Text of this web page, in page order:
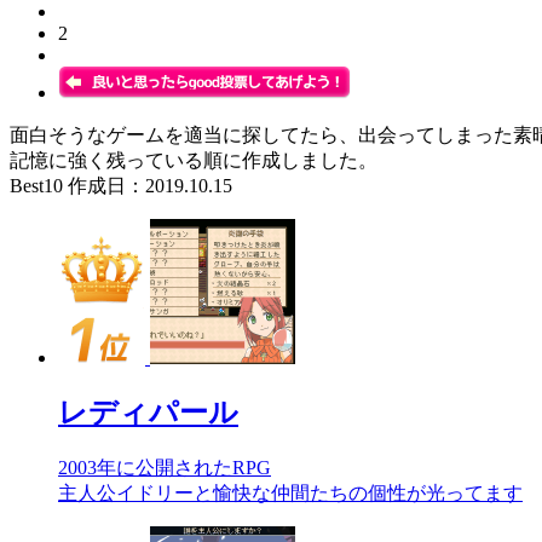
2
面白そうなゲームを適当に探してたら、出会ってしまった素
記憶に強く残っている順に作成しました。
Best10 作成日：2019.10.15
レディパール
2003年に公開されたRPG
主人公イドリーと愉快な仲間たちの個性が光ってます